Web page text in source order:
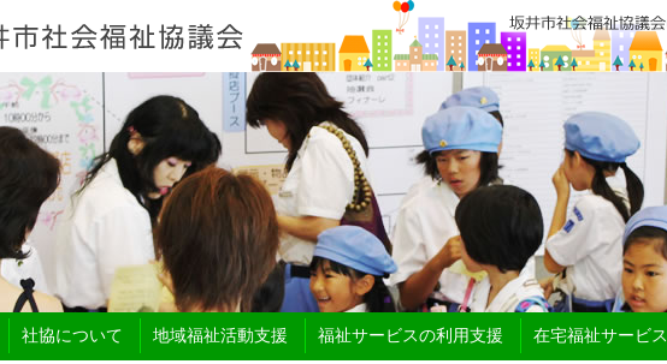
社協について 地域福祉活動支援 福祉サービスの利用支援 在宅福祉サービス